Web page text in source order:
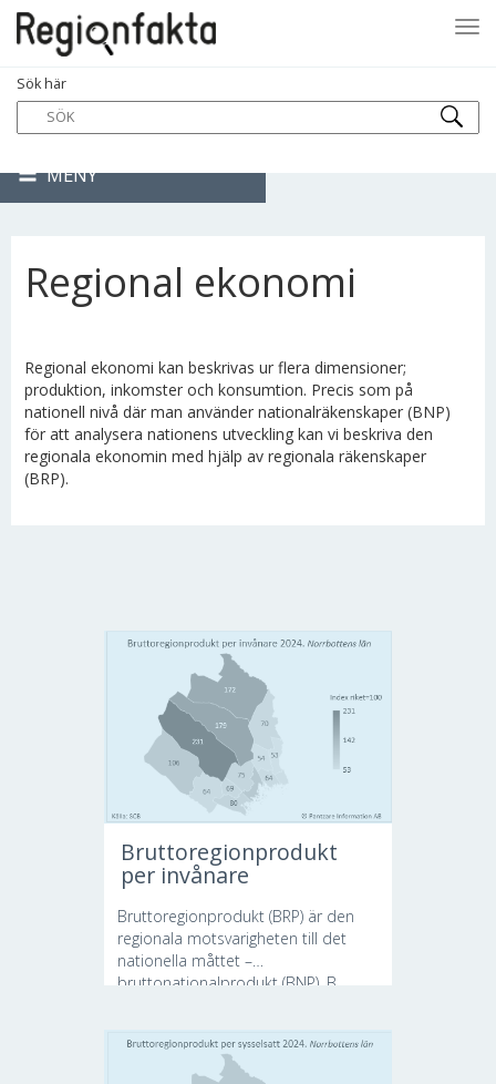
Sök här
MENY
Regional ekonomi
Regional ekonomi kan beskrivas ur flera dimensioner;
produktion, inkomster och konsumtion. Precis som på
nationell nivå där man använder nationalräkenskaper (BNP)
för att analysera nationens utveckling kan vi beskriva den
regionala ekonomin med hjälp av regionala räkenskaper
(BRP).
Bruttoregionprodukt
per invånare
Bruttoregionprodukt (BRP) är den
regionala motsvarigheten till det
nationella måttet –
bruttonationalprodukt (BNP). B...